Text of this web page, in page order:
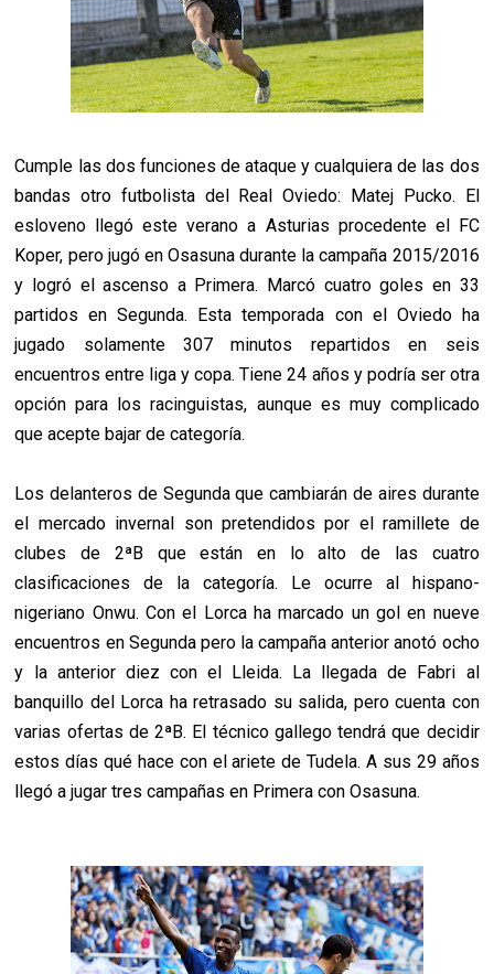
Cumple las dos funciones de ataque y cualquiera de las dos
bandas otro futbolista del Real Oviedo: Matej Pucko. El
esloveno llegó este verano a Asturias procedente el FC
Koper, pero jugó en Osasuna durante la campaña 2015/2016
y logró el ascenso a Primera. Marcó cuatro goles en 33
partidos en Segunda. Esta temporada con el Oviedo ha
jugado solamente 307 minutos repartidos en seis
encuentros entre liga y copa. Tiene 24 años y podría ser otra
opción para los racinguistas, aunque es muy complicado
que acepte bajar de categoría.
Los delanteros de Segunda que cambiarán de aires durante
el mercado invernal son pretendidos por el ramillete de
clubes de 2ªB que están en lo alto de las cuatro
clasificaciones de la categoría. Le ocurre al hispano-
nigeriano Onwu. Con el Lorca ha marcado un gol en nueve
encuentros en Segunda pero la campaña anterior anotó ocho
y la anterior diez con el Lleida. La llegada de Fabri al
banquillo del Lorca ha retrasado su salida, pero cuenta con
varias ofertas de 2ªB. El técnico gallego tendrá que decidir
estos días qué hace con el ariete de Tudela. A sus 29 años
llegó a jugar tres campañas en Primera con Osasuna.